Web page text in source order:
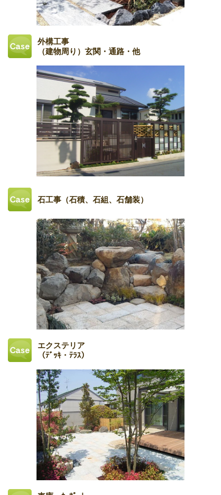
外構工事
（建物周り）玄関・通路・他
石工事（石積、石組、石舗装）
エクステリア
（ﾃﾞｯｷ・ﾃﾗｽ）